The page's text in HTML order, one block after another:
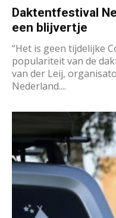
Daktentfestival
een blijvertje
“Het is geen tijdelijke
populariteit van de
van der Leij,
Nederland....